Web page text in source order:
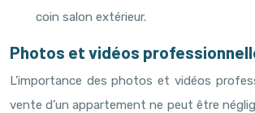
coin salon extérieur.
Photos et vidéos
L’importance des photos et vidéos
vente d’un appartement ne peut être